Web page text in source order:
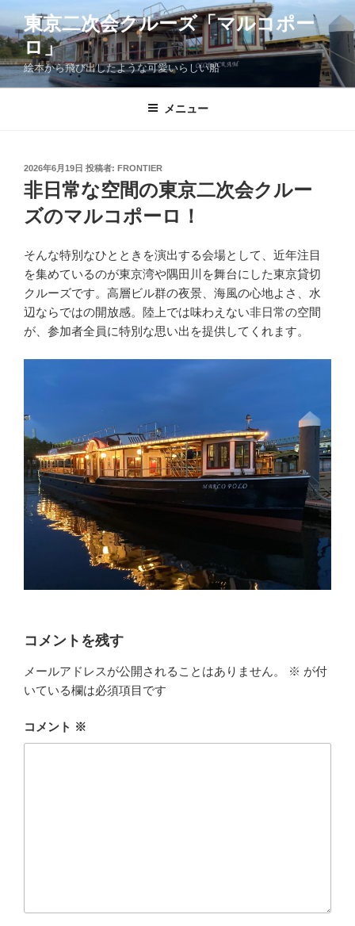
ン
テ
ン
ツ
東京二次会クルーズ「マルコポー
ロ」
絵本から飛び出したような可愛いらしい船
メニュー
投
稿
日:
2026年6月19日 投稿者: FRONTIER
非日常な空間の東京二次会クルー
ズのマルコポーロ！
そんな特別なひとときを演出する会場として、近年注目
を集めているのが東京湾や隅田川を舞台にした東京貸切
クルーズです。高層ビル群の夜景、海風の心地よさ、水
辺ならではの開放感。陸上では味わえない非日常の空間
が、参加者全員に特別な思い出を提供してくれます。
コメントを残す
メールアドレスが公開されることはありません。 ※ が付
いている欄は必須項目です
コメント ※